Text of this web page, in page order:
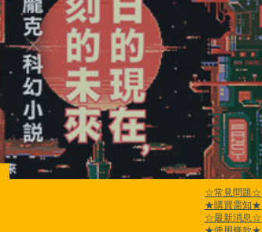
冠雜誌刊登《電都列傳》外傳
☆常見問題☆
★購買需知★
☆最新消息☆